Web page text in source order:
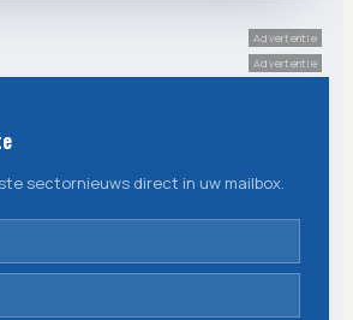
Advertentie
Advertentie
sectornieuws direct in uw mailbox.